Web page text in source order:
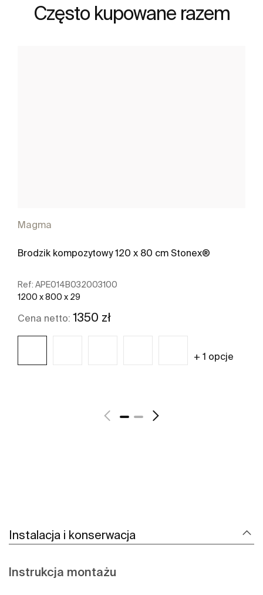
Często kupowane razem
Magma
Brodzik kompozytowy 120 x 80 cm Stonex®
Ref: APE014B032003100
1200 x 800 x 29
Cena netto: 1350 zł
+ 1 opcje
Instalacja i konserwacja
Instrukcja montażu